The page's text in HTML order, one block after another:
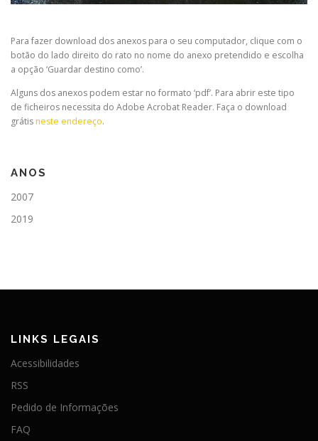
Para fazer download dos anexos para o seu computador, clique com o
botão do lado direito do rato no nome do anexo pretendido e escolha
a opção ‘Guardar destino como’.
Alguns dos anexos podem estar no formato ‘pdf’. Para abrir este tipo
de ficheiros necessita do Adobe Acrobat Reader. Faça o download
grátisneste endereço.
ANOS
2007
2019
LINKS LEGAIS
Acessibilidades
RSS
Pedido de Informações
FAQ